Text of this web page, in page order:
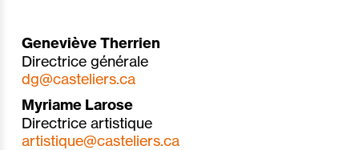
Geneviève Therrien
Directrice générale
dg@casteliers.ca
Myriame Larose
Directrice artistique
artistique@casteliers.ca